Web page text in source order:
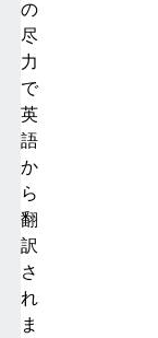
の
尽
力
で
英
語
か
ら
翻
訳
さ
れ
ま